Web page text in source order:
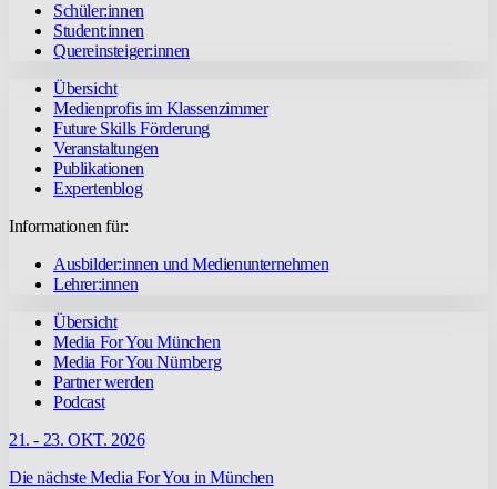
Schüler:innen
Student:innen
Quereinsteiger:innen
Übersicht
Medienprofis im Klassenzimmer
Future Skills Förderung
Veranstaltungen
Publikationen
Expertenblog
Informationen für:
Ausbilder:innen und Medienunternehmen
Lehrer:innen
Übersicht
Media For You München
Media For You Nürnberg
Partner werden
Podcast
21. - 23. OKT. 2026
Die nächste Media For You in München